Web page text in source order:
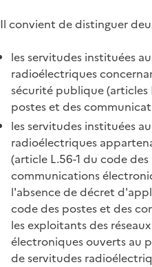
Il convient de distinguer
les servitudes instituées
radioélectriques
sécurité publique (articles
postes et des
les servitudes instituées
radioélectriques
(article L.56-1 du code
communications
l'absence de décret
code des postes et des
les exploitants des
électroniques ouverts au
de servitudes